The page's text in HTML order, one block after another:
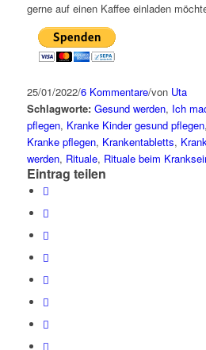
gerne auf einen Kaffee einladen
25/01/2022/6 Kommentare/von Uta
Schlagworte: Gesund werden, Ich
pflegen, Kranke Kinder gesund pflegen,
Kranke pflegen, Krankentabletts,
werden, Rituale, Rituale beim
Eintrag teilen